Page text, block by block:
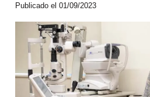
Publicado el 01/09/2023